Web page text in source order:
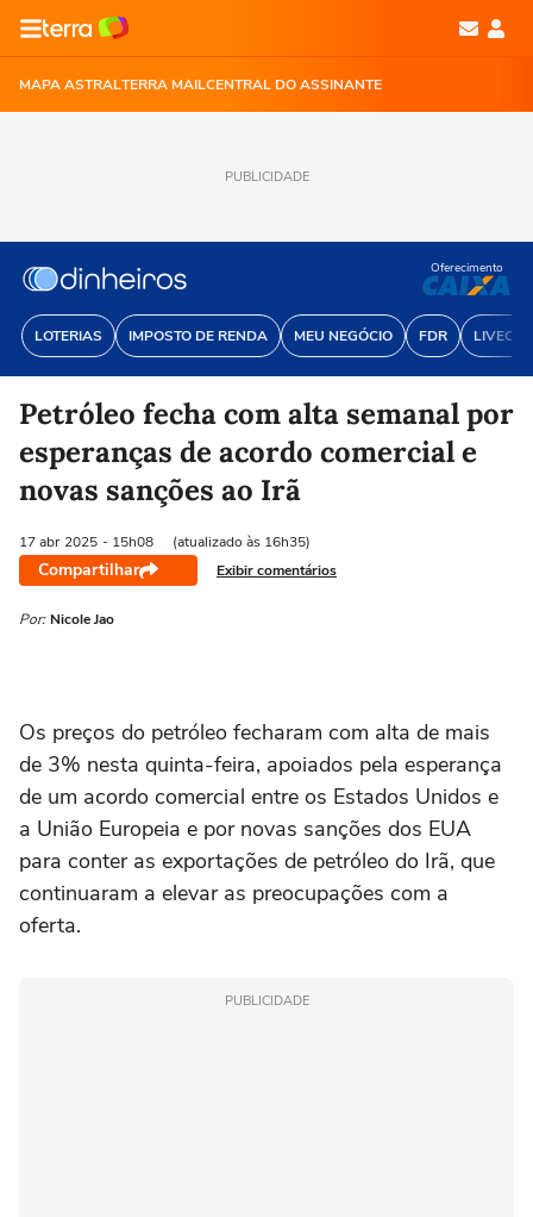
MAPA ASTRALTERRA MAILCENTRAL DO ASSINANTE
PUBLICIDADE
LOTERIAS IMPOSTO DE RENDA MEU NEGÓCIO FDR
Oferecimento
Petróleo fecha com alta semanal por
esperanças de acordo comercial e
novas sanções ao Irã
17 abr 2025 - 15h08 (atualizado às 16h35)
Compartilhar Exibir comentários
Por: Nicole Jao
Os preços do petróleo fecharam com alta de mais
de 3% nesta quinta-feira, apoiados pela esperança
de um acordo comercial entre os Estados Unidos e
a União Europeia e por novas sanções dos EUA
para conter as exportações de petróleo do Irã, que
continuaram a elevar as preocupações com a
oferta.
PUBLICIDADE